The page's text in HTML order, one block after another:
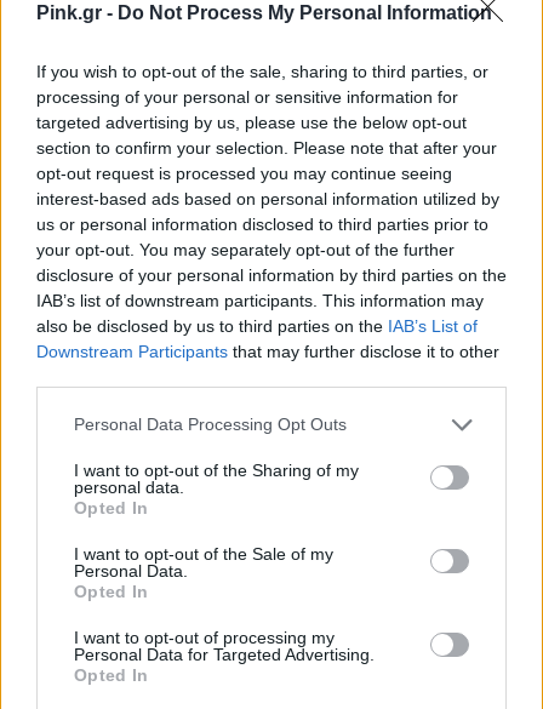
Pink.gr - Do Not Process My Personal Information
If you wish to opt-out of the sale, sharing to third parties, or
processing of your personal or sensitive information for
targeted advertising by us, please use the below opt-out
section to confirm your selection. Please note that after your
opt-out request is processed you may continue seeing
interest-based ads based on personal information utilized by
us or personal information disclosed to third parties prior to
your opt-out. You may separately opt-out of the further
disclosure of your personal information by third parties on the
IAB’s list of downstream participants. This information may
also be disclosed by us to third parties on the IAB’s List of
Downstream Participants that may further disclose it to other
Personal Data Processing Opt Outs
I want to opt-out of the Sharing of my
personal data.
Opted In
I want to opt-out of the Sale of my
Personal Data.
Opted In
I want to opt-out of processing my
Personal Data for Targeted Advertising.
Opted In
Όμως το πιο ενδιαφέρον στοιχείο δεν είναι μόνο
το ίδιο το launch event.
Είναι ο λόγος που η
ανταπόκριση σε μια τόσο απαιτητική αγορά.